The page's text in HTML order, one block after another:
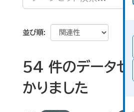
並び順
54 件のデータセ
かりました